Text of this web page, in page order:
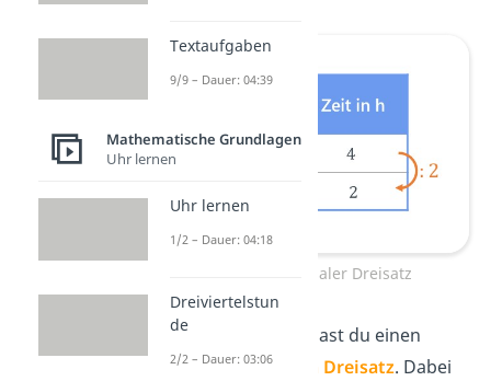
Antiproportionaler Dreisatz
In diesem Beispiel hast du einen
antiproportionalen Dreisatz. Dabei
Textaufgaben
9/9 – Dauer: 04:39
Mathematische Grundlagen
Uhr lernen
Uhr lernen
1/2 – Dauer: 04:18
Dreiviertelstun
de
2/2 – Dauer: 03:06